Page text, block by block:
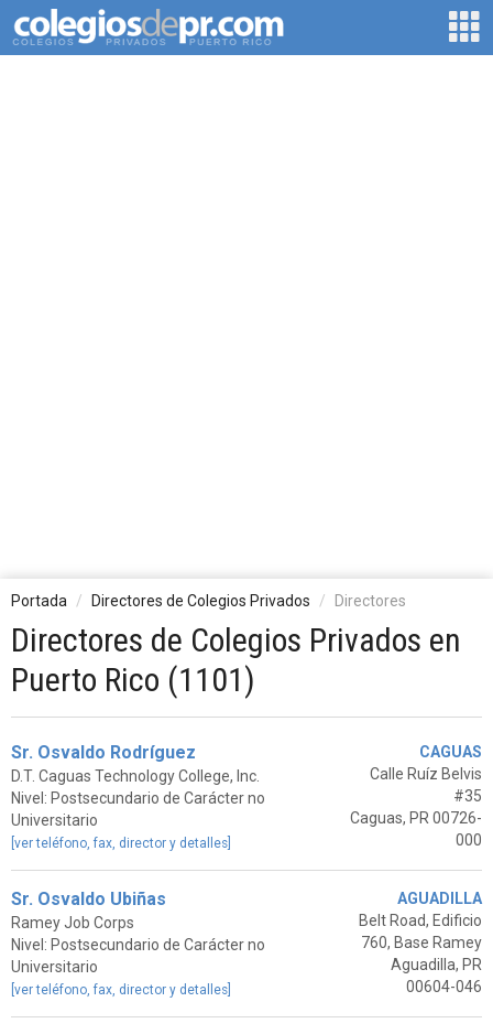
Portada Directores de Colegios Privados Directores
Directores de Colegios Privados en
Puerto Rico (1101)
Sr. Osvaldo Rodríguez
D.T. Caguas Technology College, Inc.
Nivel: Postsecundario de Carácter no
Universitario
[ver teléfono, fax, director y detalles]
CAGUAS
Calle Ruíz Belvis
#35
Caguas, PR 00726-
000
Sr. Osvaldo Ubiñas
Ramey Job Corps
Nivel: Postsecundario de Carácter no
Universitario
[ver teléfono, fax, director y detalles]
AGUADILLA
Belt Road, Edificio
760, Base Ramey
Aguadilla, PR
00604-046